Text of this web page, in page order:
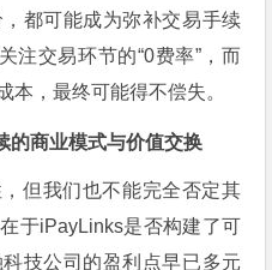
都可能成为弥补交易手续
注交易环节的“0费率”，而
本，最终可能得不偿失。
的商业模式与价值交换
但我们也不能完全否定其
于iPayLinks是否构建了可
技公司的盈利点早已多元